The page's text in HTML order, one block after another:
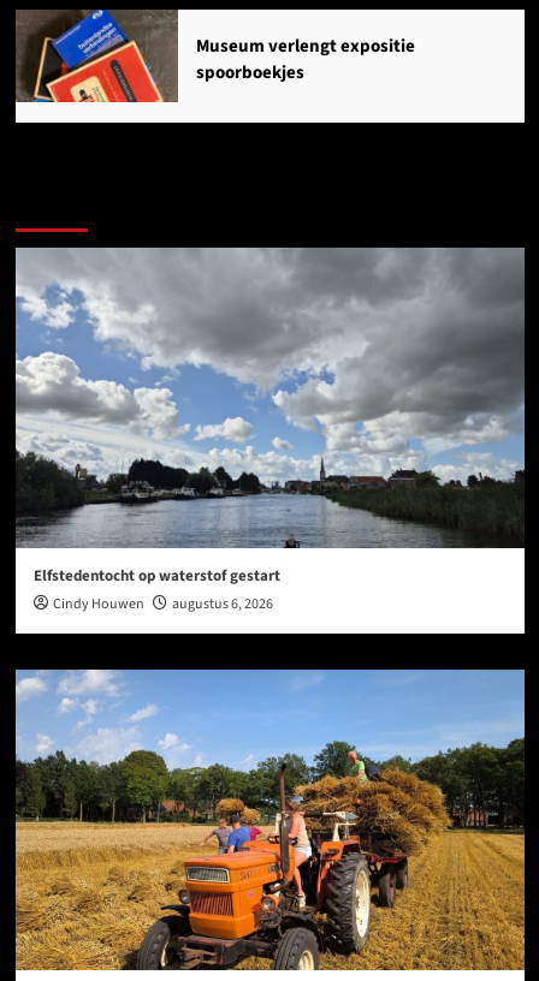
Museum verlengt expositie
spoorboekjes
Elfstedentocht op waterstof gestart
Cindy Houwen augustus 6, 2026